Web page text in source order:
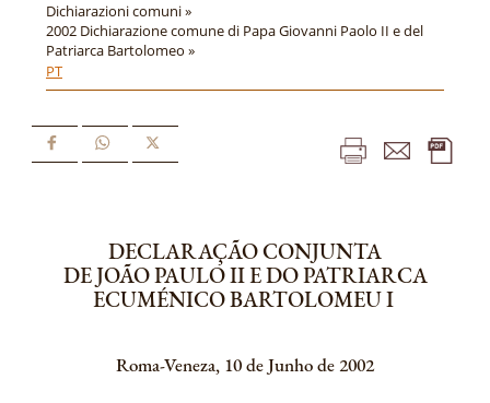
Dichiarazioni comuni »
2002 Dichiarazione comune di Papa Giovanni Paolo II e del
Patriarca Bartolomeo »
PT
DECLARAÇÃO CONJUNTA
DE JOÃO PAULO II E DO PATRIARCA
ECUMÉNICO BARTOLOMEU I
Roma-Veneza, 10 de Junho de 2002